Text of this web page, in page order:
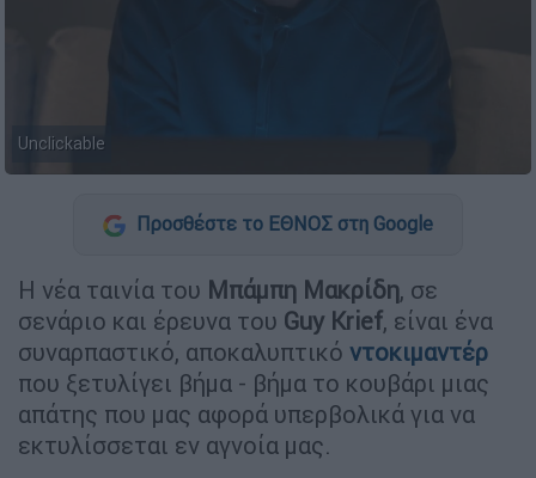
Unclickable
Προσθέστε το ΕΘΝΟΣ στη Google
Η νέα ταινία του Μπάμπη Μακρίδη, σε
σενάριο και έρευνα του Guy Krief, είναι ένα
συναρπαστικό, αποκαλυπτικό ντοκιμαντέρ
που ξετυλίγει βήμα - βήμα το κουβάρι μιας
απάτης που μας αφορά υπερβολικά για να
εκτυλίσσεται εν αγνοία μας.